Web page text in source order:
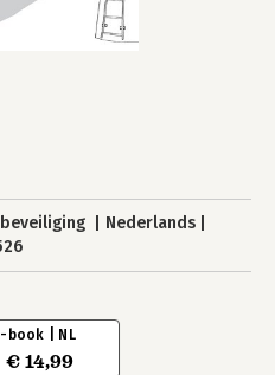
Nederlands
book | NL
€ 14,99